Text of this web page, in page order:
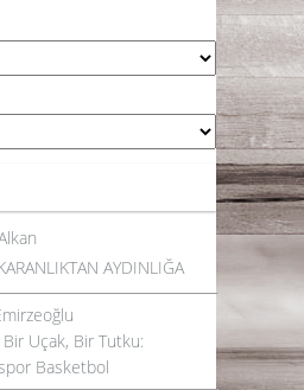
AYDINLIĞA
Uçak, Bir Tutku:
Basketbol